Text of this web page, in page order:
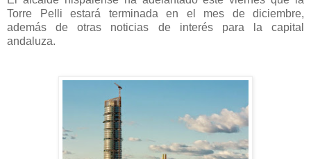
Torre Pelli estará terminada en el mes de diciembre,
además de otras noticias de interés para la capital
andaluza.